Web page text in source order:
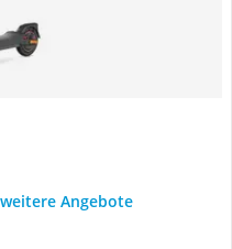
Angebote